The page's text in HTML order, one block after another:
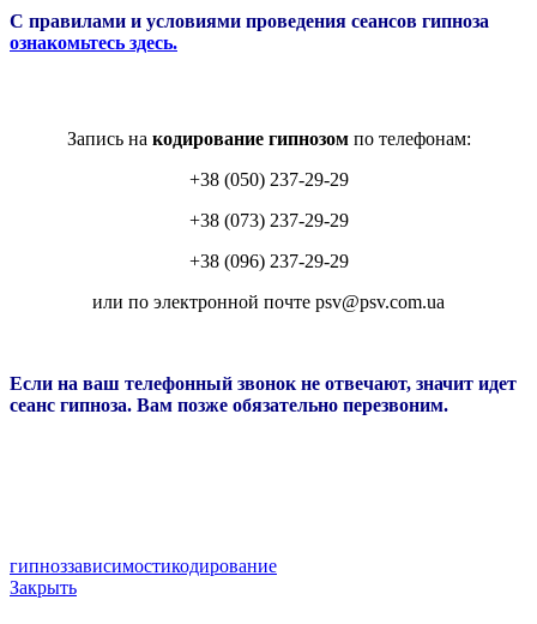
С правилами и условиями проведения сеансов гипноза
ознакомьтесь здесь.
Запись на кодирование гипнозомпо телефонам:
+38 (050) 237-29-29
+38 (073) 237-29-29
+38 (096) 237-29-29
или по электронной почте psv@psv.com.ua
Если на ваш телефонный звонок не отвечают, значит идет
сеанс гипноза. Вам позже обязательно перезвоним.
гипноззависимостикодирование
Закрыть